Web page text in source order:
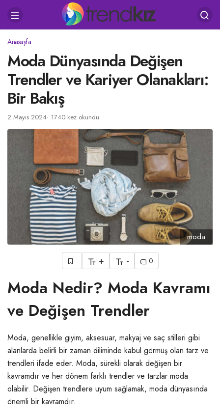
Anasayfa
Moda Dünyasında Değişen
Trendler ve Kariyer Olanakları:
Bir Bakış
2 Mayıs 2024 1740 kez okundu
moda
+ - 0
Moda Nedir? Moda Kavramı
ve Değişen Trendler
Moda, genellikle giyim, aksesuar, makyaj ve saç stilleri gibi
alanlarda belirli bir zaman diliminde kabul görmüş olan tarz ve
trendleri ifade eder. Moda, sürekli olarak değişen bir
kavramdır ve her dönem farklı trendler ve tarzlar moda
olabilir. Değişen trendlere uyum sağlamak, moda dünyasında
önemli bir kavramdır.